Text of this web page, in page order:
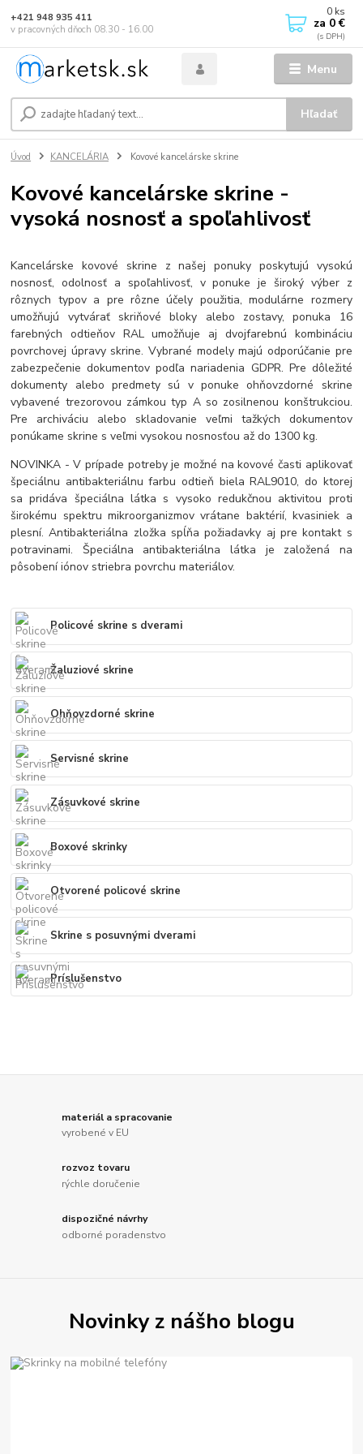
Menu
Hľadať
+421 948 935 411
v pracovných dňoch 08.30 - 16.00
0 ks
za 0 €
Úvod KANCELÁRIA Kovové kancelárske skrine
Kovové kancelárske skrine -
vysoká nosnosť a spoľahlivosť
Kancelárske kovové skrine z našej ponuky poskytujú vysokú
nosnosť, odolnosť a spoľahlivosť, v ponuke je široký výber z
rôznych typov a pre rôzne účely použitia, modulárne rozmery
umožňujú vytvárať skriňové bloky alebo zostavy, ponuka 16
farebných odtieňov RAL umožňuje aj dvojfarebnú kombináciu
povrchovej úpravy skrine. Vybrané modely majú odporúčanie pre
zabezpečenie dokumentov podľa nariadenia GDPR. Pre dôležité
dokumenty alebo predmety sú v ponuke ohňovzdorné skrine
vybavené trezorovou zámkou typ A so zosilnenou konštrukciou.
Pre archiváciu alebo skladovanie veľmi tažkých dokumentov
ponúkame skrine s veľmi vysokou nosnosťou až do 1300 kg.
NOVINKA - V prípade potreby je možné na kovové časti aplikovať
špeciálnu antibakteriálnu farbu odtieň biela RAL9010, do ktorej
sa pridáva špeciálna látka s vysoko redukčnou aktivitou proti
širokému spektru mikroorganizmov vrátane baktérií, kvasiniek a
plesní. Antibakteriálna zložka spĺňa požiadavky aj pre kontakt s
potravinami. Špeciálna antibakteriálna látka je založená na
pôsobení iónov striebra povrchu materiálov.
Policové skrine s dverami
Žaluziové skrine
Ohňovzdorné skrine
Servisné skrine
Zásuvkové skrine
Boxové skrinky
Otvorené policové skrine
Skrine s posuvnými dverami
Príslušenstvo
materiál a spracovanie
vyrobené v EU
rozvoz tovaru
rýchle doručenie
dispozičné návrhy
odborné poradenstvo
Novinky z nášho blogu